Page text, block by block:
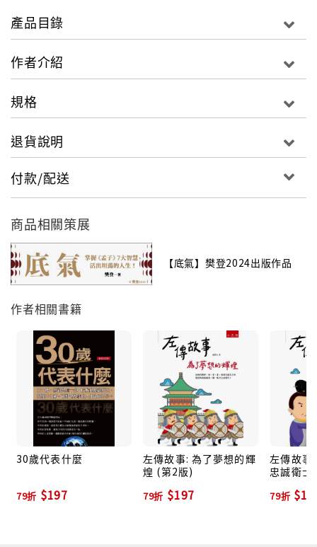
產品目錄
作者介紹
規格
退貨說明
付款/配送
商品相關策展
【底氣】樊登2024出版作品
作者相關書籍
30歲代表什麼
79折 $197
左傳故事: 為了夢想的輝
煌 (第2版)
79折 $197
左傳故事
忠誠衛士
79折